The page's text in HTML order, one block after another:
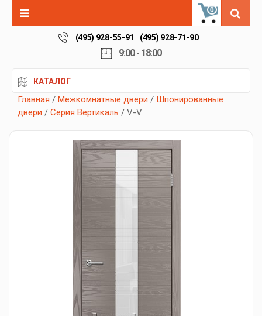
0
(495) 928-55-91 (495) 928-71-90
9:00 - 18:00
КАТАЛОГ
Главная / Межкомнатные двери / Шпонированные
двери / Серия Вертикаль / V-V